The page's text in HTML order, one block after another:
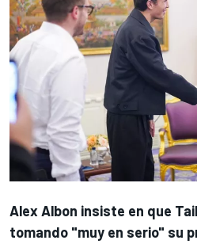
Alex Albon insiste en que
tomando "muy en serio" su